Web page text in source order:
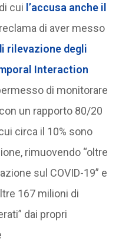
cui l’accusa anche il
di aver messo
rilevazione degli
Interaction
di monitorare
un rapporto 80/20
circa il 10% sono
rimuovendo “oltre
sul COVID-19” e
167 milioni di
dai propri